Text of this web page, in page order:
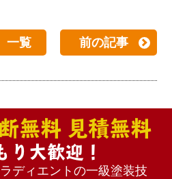
一覧 前の記事
無料 見積無料
り大歓迎！
ディエントの一級塗装技